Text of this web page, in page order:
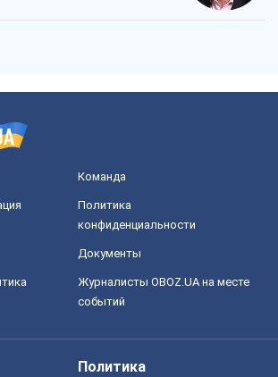
Команда
Политика
конфиденциальности
Документы
Журналисты OBOZ.UA на месте
событий
Политика